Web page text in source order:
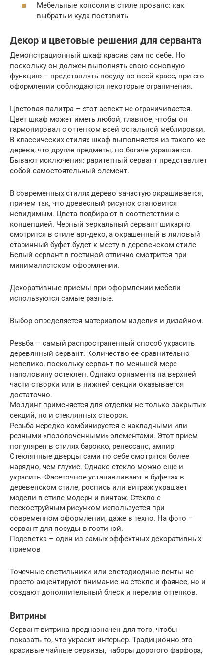
Мебельные консоли в стиле прованс: как
выбрать и куда поставить
Декор и цветовые решения для серванта
Демонстрационный шкаф красив сам по себе. Но
поскольку он должен выполнять свою основную
функцию – представлять посуду во всей красе, при его
оформлении соблюдаются некоторые ограничения.
Цветовая палитра – этот аспект не ограничивается.
Цвет шкаф может иметь любой, главное, чтобы он
гармонировал с оттенком всей остальной меблировки.
В классических стилях шкаф выполняется из такого же
дерева, что другие предметы, но богаче украшается.
Бывают исключения: раритетный сервант представляет
собой самостоятельный элемент.
В современных стилях дерево зачастую окрашивается,
причем так, что древесный рисунок становится
невидимым. Цвета подбирают в соответствии с
концепцией. Черный зеркальный сервант шикарно
смотрится в стиле арт-деко, а окрашенный в лиловый
старинный буфет будет к месту в деревенском стиле.
Белый сервант в гостиной отлично смотрится при
минималистском оформлении.
Декоративные приемы при оформлении мебели
используются самые разные.
Выбор определяется материалом изделия и дизайном.
Резьба – самый распространенный способ украсить
деревянный сервант. Количество ее сравнительно
невелико, поскольку сервант по меньшей мере
наполовину остеклен. Однако орнамента на верхней
части створки или в нижней секции оказывается
достаточно.
Молдинг применяется для отделки не только закрытых
секций, но и стеклянных створок.
Резьба нередко комбинируется с накладными или
резными «позолоченными» элементами. Этот прием
популярен в стилях барокко, ренессанс, ампир.
Стеклянные дверцы сами по себе смотрятся более
нарядно, чем глухие. Однако стекло можно еще и
украсить. Фасеточное устанавливают в буфетах в
деревенском стиле, роспись или витраж украшает
модели в стиле модерн и винтаж. Стекло с
пескоструйным рисунком используется при
современном оформлении, даже в техно. На фото –
сервант для посуды в гостиной.
Подсветка – один из самых эффектных декоративных
приемов
Точечные светильники или светодиодные ленты не
просто акцентируют внимание на стекле и фаянсе, но и
создают дополнительный блеск и перелив оттенков.
Витрины
Сервант-витрина предназначен для того, чтобы
показать то, что украсит интерьер. Традиционно это
красивые чайные сервизы, наборы дорогого фарфора,